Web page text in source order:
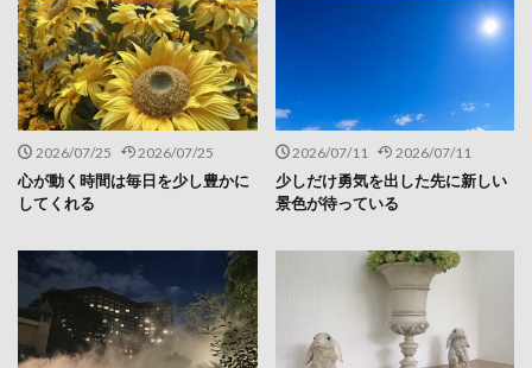
2026/07/25 2026/07/25
心が動く時間は毎日を少し豊かに
してくれる
2026/07/11 2026/07/11
少しだけ勇気を出した先に新しい
景色が待っている